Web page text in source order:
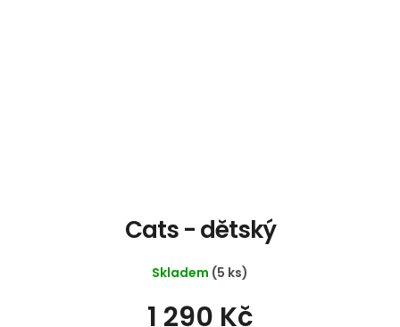
Cats - dětský
Skladem (5 ks)
1 290 Kč